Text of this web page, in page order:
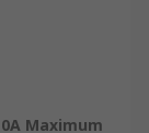
Maximum